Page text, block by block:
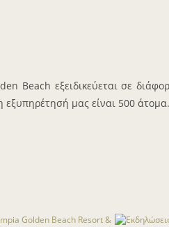
Beach εξειδικεύεται σε
εξυπηρέτησή μας είναι 500 άτομα.